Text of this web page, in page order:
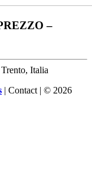
–
Italia
| Contact | © 2026